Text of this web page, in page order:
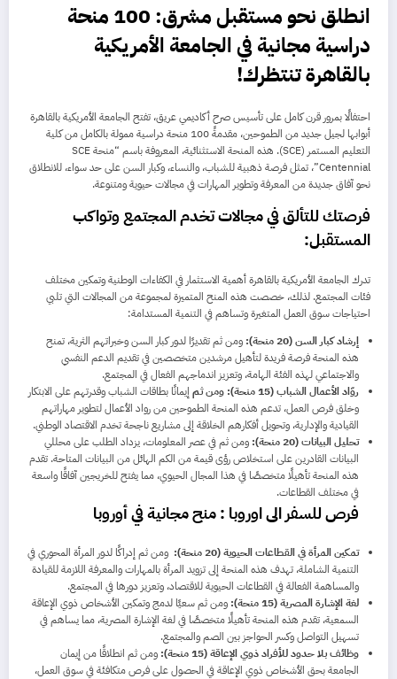
انطلق نحو مستقبل مشرق: 100 منحة
دراسية مجانية في الجامعة الأمريكية
بالقاهرة تنتظرك!
احتفالًا بمرور قرن كامل على تأسيس صرح أكاديمي عريق، تفتح الجامعة الأمريكية بالقاهرة
أبوابها لجيل جديد من الطموحين، مقدمةً 100 منحة دراسية ممولة بالكامل من كلية
التعليم المستمر (SCE). هذه المنحة الاستثنائية، المعروفة باسم “منحة SCE
Centennial”، تمثل فرصة ذهبية للشباب، والنساء، وكبار السن على حد سواء، للانطلاق
نحو آفاق جديدة من المعرفة وتطوير المهارات في مجالات حيوية ومتنوعة.
فرصتك للتألق في مجالات تخدم المجتمع وتواكب
المستقبل:
تدرك الجامعة الأمريكية بالقاهرة أهمية الاستثمار في الكفاءات الوطنية وتمكين مختلف
فئات المجتمع. لذلك، خصصت هذه المنح المتميزة لمجموعة من المجالات التي تلبي
احتياجات سوق العمل المتغيرة وتساهم في التنمية المستدامة:
إرشاد كبار السن (20 منحة):
ومن ثم تقديرًا لدور كبار السن وخبراتهم الثرية، تمنح
هذه المنحة فرصة فريدة لتأهيل مرشدين متخصصين في تقديم الدعم النفسي
والاجتماعي لهذه الفئة الهامة، وتعزيز اندماجهم الفعال في المجتمع.
روّاد الأعمال الشباب (15 منحة): ومن ثم
إيمانًا بطاقات الشباب وقدرتهم على الابتكار
وخلق فرص العمل، تدعم هذه المنحة الطموحين من رواد الأعمال لتطوير مهاراتهم
القيادية والإدارية، وتحويل أفكارهم الخلاقة إلى مشاريع ناجحة تخدم الاقتصاد الوطني.
تحليل البيانات (20 منحة):
ومن ثم في عصر المعلومات، يزداد الطلب على محللي
البيانات القادرين على استخلاص رؤى قيمة من الكم الهائل من البيانات المتاحة. تقدم
هذه المنحة تأهيلًا متخصصًا في هذا المجال الحيوي، مما يفتح للخريجين آفاقًا واسعة
في مختلف القطاعات.
فرص للسفر الى اوروبا : منح مجانية في أوروبا
تمكين المرأة في القطاعات الحيوية (20 منحة):
ومن ثم إدراكًا لدور المرأة المحوري في
التنمية الشاملة، تهدف هذه المنحة إلى تزويد المرأة بالمهارات والمعرفة اللازمة للقيادة
والمساهمة الفعالة في القطاعات الحيوية للاقتصاد، وتعزيز دورها في المجتمع.
لغة الإشارة المصرية (15 منحة):
ومن ثم سعيًا لدمج وتمكين الأشخاص ذوي الإعاقة
السمعية، تقدم هذه المنحة تأهيلًا متخصصًا في لغة الإشارة المصرية، مما يساهم في
تسهيل التواصل وكسر الحواجز بين الصم والمجتمع.
وظائف بلا حدود للأفراد ذوي الإعاقة (15 منحة):
ومن ثم انطلاقًا من إيمان
الجامعة بحق الأشخاص ذوي الإعاقة في الحصول على فرص متكافئة في سوق العمل،